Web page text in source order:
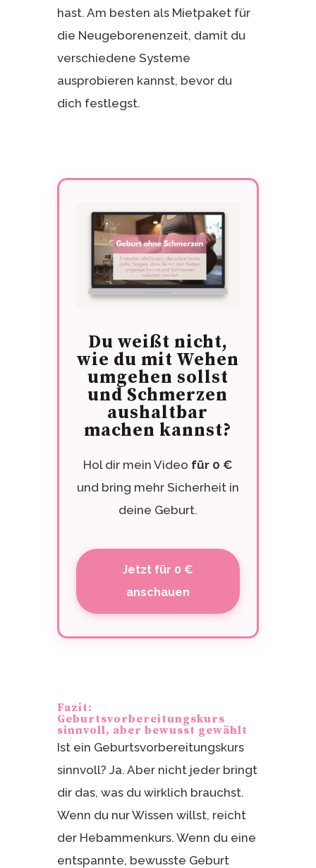
hast. Am besten als Mietpaket für
die Neugeborenenzeit, damit du
verschiedene Systeme
ausprobieren kannst, bevor du
dich festlegst.
Du weißt nicht,
wie du mit Wehen
umgehen sollst
und Schmerzen
aushaltbar
machen kannst?
Hol dir mein Video für 0 €
und bring mehr Sicherheit in
deine Geburt.
Jetzt für 0 €
anschauen
Fazit:
Geburtsvorbereitungskurs
sinnvoll, aber bewusst gewählt
Ist ein Geburtsvorbereitungskurs
sinnvoll? Ja. Aber nicht jeder bringt
dir das, was du wirklich brauchst.
Wenn du nur Wissen willst, reicht
der Hebammenkurs. Wenn du eine
entspannte, bewusste Geburt